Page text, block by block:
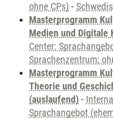
ohne CPs) -
Masterprogramm
Medien und Digitale
Center:
Sprachenzentrum;
Masterprogramm
Theorie und
(auslaufend) -
Sprachangebot